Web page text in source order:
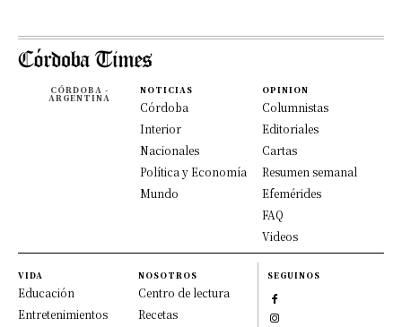
CÓRDOBA -
ARGENTINA
NOTICIAS
Córdoba
Interior
Nacionales
Política y Economía
Mundo
OPINION
Columnistas
Editoriales
Cartas
Resumen semanal
Efemérides
FAQ
Videos
VIDA
Educación
Entretenimientos
NOSOTROS
Centro de lectura
Recetas
SEGUINOS